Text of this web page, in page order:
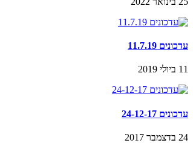
עדכונים 11.7.19
11 ביולי 2019
עדכונים 24-12-17
24 בדצמבר 2017